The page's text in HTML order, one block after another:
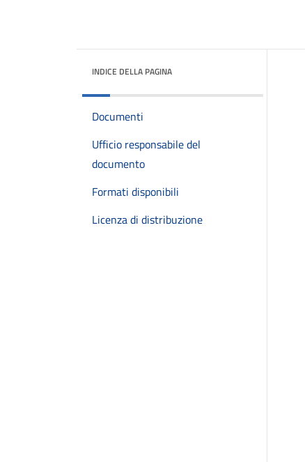
INDICE DELLA PAGINA
Documenti
Ufficio responsabile del
documento
Formati disponibili
Licenza di distribuzione